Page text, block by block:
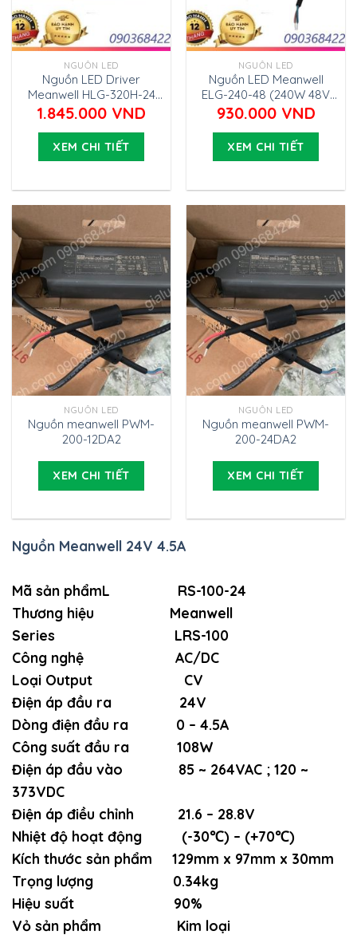
NGUỒN LED
Nguồn LED Driver
Meanwell HLG-320H-24
(320.16W 24V 13,34A)
1.845.000 VND
XEM CHI TIẾT
NGUỒN LED
Nguồn LED Meanwell
ELG-240-48 (240W 48V
5A)
930.000 VND
XEM CHI TIẾT
NGUỒN LED
Nguồn meanwell PWM-
200-12DA2
XEM CHI TIẾT
NGUỒN LED
Nguồn meanwell PWM-
200-24DA2
XEM CHI TIẾT
Nguồn Meanwell 24V 4.5A
Mã sản phẩmL RS-100-24
Thương hiệu Meanwell
Series LRS-100
Công nghệ AC/DC
Loại Output CV
Điện áp đầu ra 24V
Dòng điện đầu ra 0 – 4.5A
Công suất đầu ra 108W
Điện áp đầu vào 85 ~ 264VAC ; 120 ~
373VDC
Điện áp điều chỉnh 21.6 – 28.8V
Nhiệt độ hoạt động (-30℃) – (+70℃)
Kích thước sản phẩm 129mm x 97mm x 30mm
Trọng lượng 0.34kg
Hiệu suất 90%
Vỏ sản phẩm Kim loại